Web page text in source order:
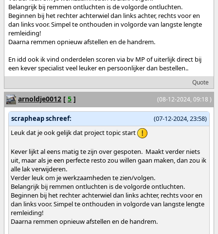
Belangrijk bij remmen ontluchten is de volgorde ontluchten.
Beginnen bij het rechter achterwiel dan links achter, rechts voor en
dan links voor. Simpel te onthouden in volgorde van langste lengte
remleiding!
Daarna remmen opnieuw afstellen en de handrem.
En idd ook ik vind onderdelen scoren via bv MP of uiterlijk direct bij
een kever specialist veel leuker en persoonlijker dan bestellen..
Quote
(08-12-2024, 09:18 )
arnoldje0012 [ 5 ]
(07-12-2024, 23:58)
scrapheap schreef:
Leuk dat je ook gelijk dat project topic start
Kever lijkt al eens matig te zijn over gespoten. Maakt verder niets
uit, maar als je een perfecte resto zou willen gaan maken, dan zou ik
alle lak verwijderen.
Verder leuk om je werkzaamheden te zien/volgen.
Belangrijk bij remmen ontluchten is de volgorde ontluchten.
Beginnen bij het rechter achterwiel dan links achter, rechts voor en
dan links voor. Simpel te onthouden in volgorde van langste lengte
remleiding!
Daarna remmen opnieuw afstellen en de handrem.